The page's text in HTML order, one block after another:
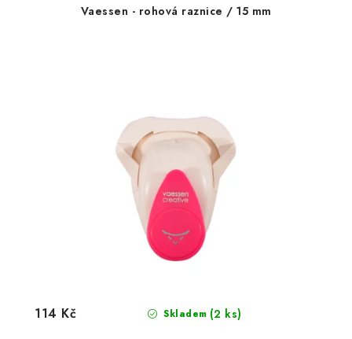
Vaessen - rohová raznice / 15 mm
Skladem (2 ks)
114 Kč